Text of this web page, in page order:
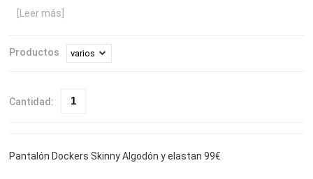
[Leer más]
Productos
Cantidad:
Pantalón Dockers Skinny Algodón y elastan 99€